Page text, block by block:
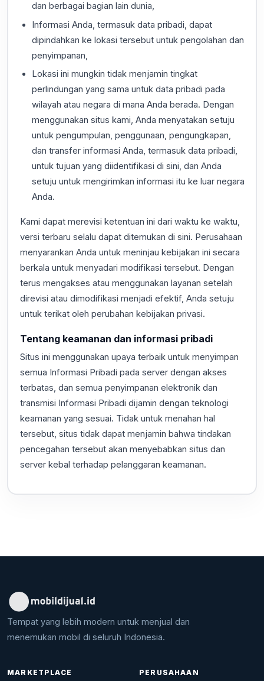
dan berbagai bagian lain dunia,
Informasi Anda, termasuk data pribadi, dapat
dipindahkan ke lokasi tersebut untuk pengolahan dan
penyimpanan,
Lokasi ini mungkin tidak menjamin tingkat
perlindungan yang sama untuk data pribadi pada
wilayah atau negara di mana Anda berada. Dengan
menggunakan situs kami, Anda menyatakan setuju
untuk pengumpulan, penggunaan, pengungkapan,
dan transfer informasi Anda, termasuk data pribadi,
untuk tujuan yang diidentifikasi di sini, dan Anda
setuju untuk mengirimkan informasi itu ke luar negara
Anda.
Kami dapat merevisi ketentuan ini dari waktu ke waktu,
versi terbaru selalu dapat ditemukan di sini. Perusahaan
menyarankan Anda untuk meninjau kebijakan ini secara
berkala untuk menyadari modifikasi tersebut. Dengan
terus mengakses atau menggunakan layanan setelah
direvisi atau dimodifikasi menjadi efektif, Anda setuju
untuk terikat oleh perubahan kebijakan privasi.
Tentang keamanan dan informasi pribadi
Situs ini menggunakan upaya terbaik untuk menyimpan
semua Informasi Pribadi pada server dengan akses
terbatas, dan semua penyimpanan elektronik dan
transmisi Informasi Pribadi dijamin dengan teknologi
keamanan yang sesuai. Tidak untuk menahan hal
tersebut, situs tidak dapat menjamin bahwa tindakan
pencegahan tersebut akan menyebabkan situs dan
server kebal terhadap pelanggaran keamanan.
Tempat yang lebih modern untuk menjual dan
menemukan mobil di seluruh Indonesia.
MARKETPLACE PERUSAHAAN